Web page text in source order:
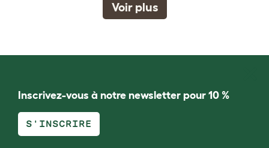
Voir plus
Inscrivez-vous à notre newsletter pour 10 %
S'INSCRIRE